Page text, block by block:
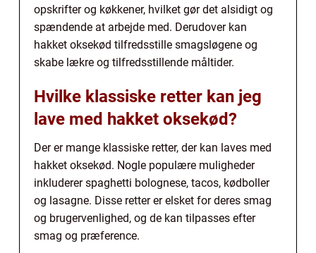
opskrifter og køkkener, hvilket gør det alsidigt og
spændende at arbejde med. Derudover kan
hakket oksekød tilfredsstille smagsløgene og
skabe lækre og tilfredsstillende måltider.
Hvilke klassiske retter kan jeg
lave med hakket oksekød?
Der er mange klassiske retter, der kan laves med
hakket oksekød. Nogle populære muligheder
inkluderer spaghetti bolognese, tacos, kødboller
og lasagne. Disse retter er elsket for deres smag
og brugervenlighed, og de kan tilpasses efter
smag og præference.